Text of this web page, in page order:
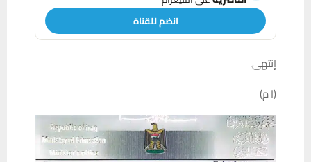
انضم للقناة
إنتهى.
(ا م)